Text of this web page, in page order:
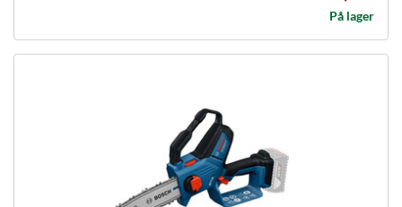
På lager